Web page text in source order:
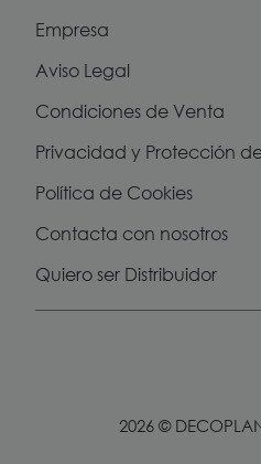
Empresa
Aviso Legal
Condiciones de Venta
Privacidad y Protección
Política de Cookies
Contacta con nosotros
Quiero ser Distribuidor
2026 ©